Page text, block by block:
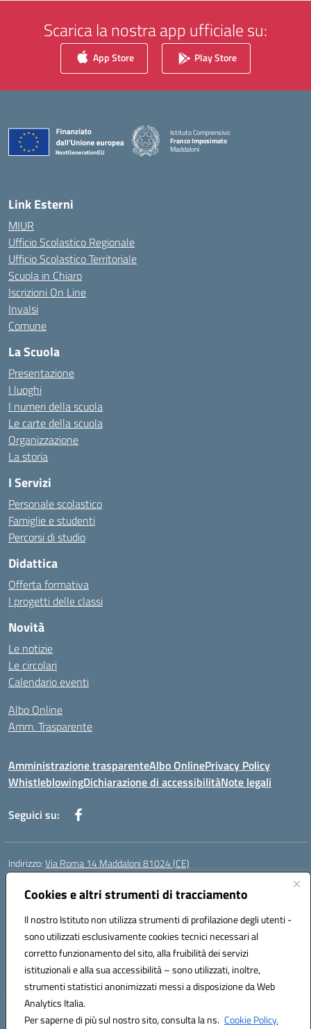
Cookies e altri strumenti di tracciamento
Il nostro Istituto non utilizza strumenti di profilazione degli utenti -
sono utilizzati esclusivamente cookies tecnici necessari al
corretto funzionamento del sito, alla fruibilità dei servizi
istituzionali e alla sua accessibilità – sono utilizzati, inoltre,
strumenti statistici anonimizzati messi a disposizione da Web
Analytics Italia.
Per saperne di più sul nostro sito, consulta la ns. Cookie Policy.
Scarica la nostra app ufficiale su:
App Store Play Store
Istituto Comprensivo
Franco Imposimato
Maddaloni
Link Esterni
MIUR
Ufficio Scolastico Regionale
Ufficio Scolastico Territoriale
Scuola in Chiaro
Iscrizioni On Line
Invalsi
Comune
La Scuola
Presentazione
I luoghi
I numeri della scuola
Le carte della scuola
Organizzazione
La storia
I Servizi
Personale scolastico
Famiglie e studenti
Percorsi di studio
Didattica
Offerta formativa
I progetti delle classi
Novità
Le notizie
Le circolari
Calendario eventi
Albo Online
Amm. Trasparente
Amministrazione trasparenteAlbo OnlinePrivacy Policy
WhistleblowingDichiarazione di accessibilitàNote legali
Seguici su:
Indirizzo:Via Roma 14 Maddaloni 81024 (CE)
Centralino:
Posta elettronica certificata (PEC):ceic8an00r@pec.istruzione.it
Codice fiscale: 80006190617
Codice meccanografico:CEIC8AN00R
Codice Indice delle Pubbliche Amministrazioni (IPA): icmvce
Codice unico di fatturazione (CUF): UFORSV
Hosting & Powered by 3D Solution S.r.l.